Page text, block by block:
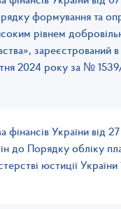
формування та
рівнем
зареєстрований в
2024 року за №
фінансів України
до Порядку обліку
юстиції